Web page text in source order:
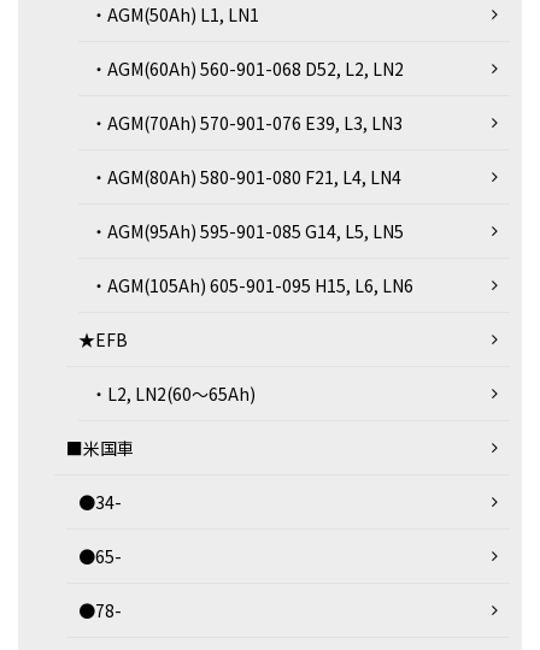
・AGM(50Ah) L1, LN1
・AGM(60Ah) 560-901-068 D52, L2, LN2
・AGM(70Ah) 570-901-076 E39, L3, LN3
・AGM(80Ah) 580-901-080 F21, L4, LN4
・AGM(95Ah) 595-901-085 G14, L5, LN5
・AGM(105Ah) 605-901-095 H15, L6, LN6
★EFB
・L2, LN2(60～65Ah)
■米国車
●34-
●65-
●78-